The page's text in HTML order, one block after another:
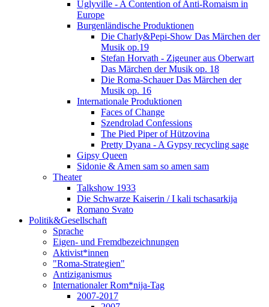
Uglyville - A Contention of Anti-Romaism in
Europe
Burgenländische Produktionen
Die Charly&Pepi-Show Das Märchen der
Musik op.19
Stefan Horvath - Zigeuner aus Oberwart
Das Märchen der Musik op. 18
Die Roma-Schauer Das Märchen der
Musik op. 16
Internationale Produktionen
Faces of Change
Szendrolad Confessions
The Pied Piper of Hützovina
Pretty Dyana - A Gypsy recycling sage
Gipsy Queen
Sidonie & Amen sam so amen sam
Theater
Talkshow 1933
Die Schwarze Kaiserin / I kali tschasarkija
Romano Svato
Politik&Gesellschaft
Sprache
Eigen- und Fremdbezeichnungen
Aktivist*innen
"Roma-Strategien"
Antiziganismus
Internationaler Rom*nija-Tag
2007-2017